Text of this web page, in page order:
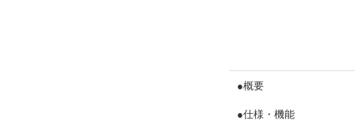
●概要
●仕様・機能